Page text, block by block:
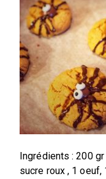
Ingrédients : 200
sucre roux , 1